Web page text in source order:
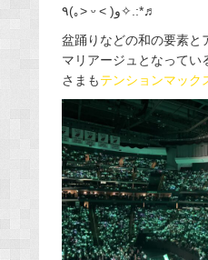
٩(｡˃ ᵕ ˂ )و✧.:*♬
盆踊りなどの和の要素と
マリアージュとなってい
さまもテンションマック